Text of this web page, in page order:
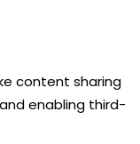
content sharing
enabling third-